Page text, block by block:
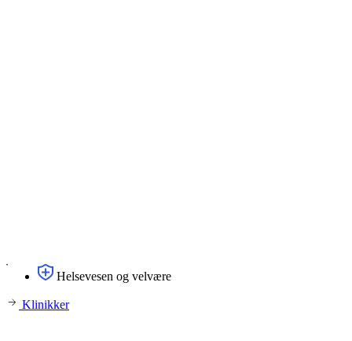
Helsevesen og velvære
Klinikker